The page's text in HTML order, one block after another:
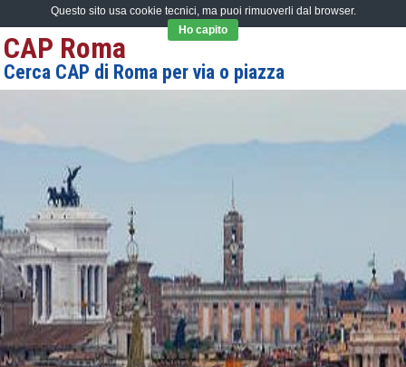
CAP Roma
Cerca CAP di Roma per via o piazza
Questo sito usa cookie tecnici, ma puoi rimuoverli dal browser.
Ho capito